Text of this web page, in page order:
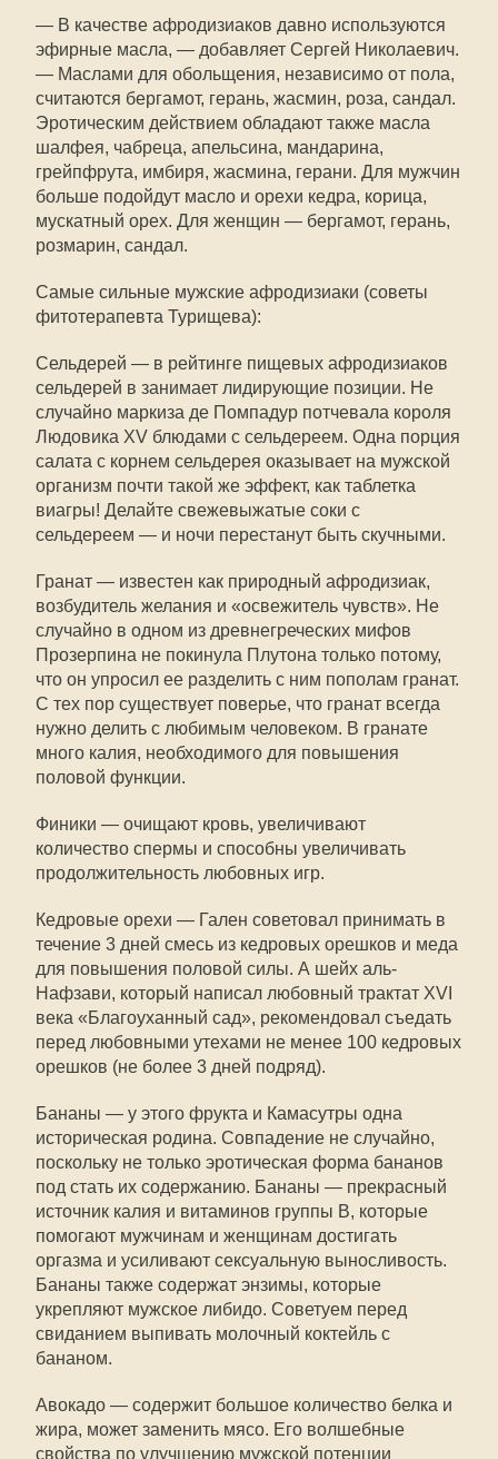
— В качестве афродизиаков давно используются
эфирные масла, — добавляет Сергей Николаевич.
— Маслами для обольщения, независимо от пола,
считаются бергамот, герань, жасмин, роза, сандал.
Эротическим действием обладают также масла
шалфея, чабреца, апельсина, мандарина,
грейпфрута, имбиря, жасмина, герани. Для мужчин
больше подойдут масло и орехи кедра, корица,
мускатный орех. Для женщин — бергамот, герань,
розмарин, сандал.
Самые сильные мужские афродизиаки (советы
фитотерапевта Турищева):
Сельдерей — в рейтинге пищевых афродизиаков
сельдерей в занимает лидирующие позиции. Не
случайно маркиза де Помпадур потчевала короля
Людовика XV блюдами с сельдереем. Одна порция
салата с корнем сельдерея оказывает на мужской
организм почти такой же эффект, как таблетка
виагры! Делайте свежевыжатые соки с
сельдереем — и ночи перестанут быть скучными.
Гранат — известен как природный афродизиак,
возбудитель желания и «освежитель чувств». Не
случайно в одном из древнегреческих мифов
Прозерпина не покинула Плутона только потому,
что он упросил ее разделить с ним пополам гранат.
С тех пор существует поверье, что гранат всегда
нужно делить с любимым человеком. В гранате
много калия, необходимого для повышения
половой функции.
Финики — очищают кровь, увеличивают
количество спермы и способны увеличивать
продолжительность любовных игр.
Кедровые орехи — Гален советовал принимать в
течение 3 дней смесь из кедровых орешков и меда
для повышения половой силы. А шейх аль-
Нафзави, который написал любовный трактат XVI
века «Благоуханный сад», рекомендовал съедать
перед любовными утехами не менее 100 кедровых
орешков (не более 3 дней подряд).
Бананы — у этого фрукта и Камасутры одна
историческая родина. Совпадение не случайно,
поскольку не только эротическая форма бананов
под стать их содержанию. Бананы — прекрасный
источник калия и витаминов группы В, которые
помогают мужчинам и женщинам достигать
оргазма и усиливают сексуальную выносливость.
Бананы также содержат энзимы, которые
укрепляют мужское либидо. Советуем перед
свиданием выпивать молочный коктейль с
бананом.
Авокадо — содержит большое количество белка и
жира, может заменить мясо. Его волшебные
свойства по улучшению мужской потенции